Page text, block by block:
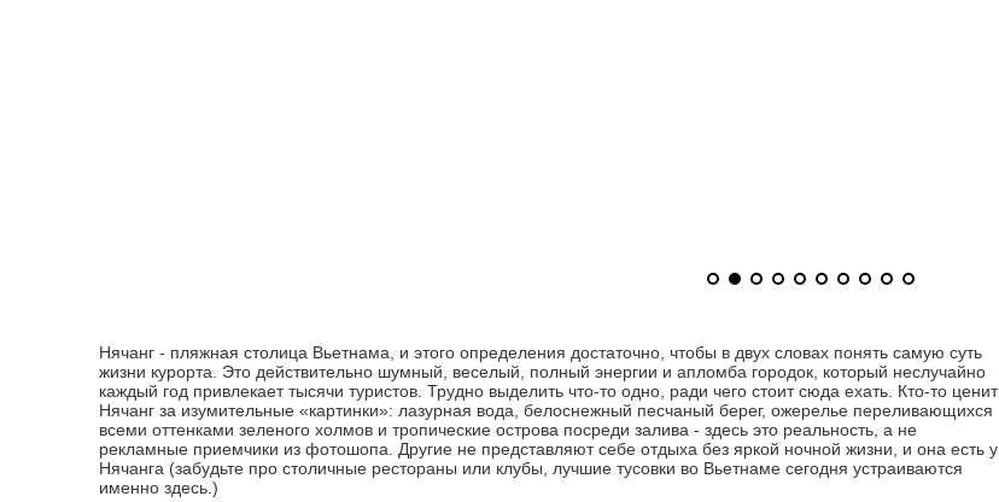
Нячанг - пляжная столица Вьетнама, и этого определения достаточно, чтобы в двух словах понять самую суть
жизни курорта. Это действительно шумный, веселый, полный энергии и апломба городок, который неслучайно
каждый год привлекает тысячи туристов. Трудно выделить что-то одно, ради чего стоит сюда ехать. Кто-то ценит
Нячанг за изумительные «картинки»: лазурная вода, белоснежный песчаный берег, ожерелье переливающихся
всеми оттенками зеленого холмов и тропические острова посреди залива - здесь это реальность, а не
рекламные приемчики из фотошопа. Другие не представляют себе отдыха без яркой ночной жизни, и она есть у
Нячанга (забудьте про столичные рестораны или клубы, лучшие тусовки во Вьетнаме сегодня устраиваются
именно здесь.)